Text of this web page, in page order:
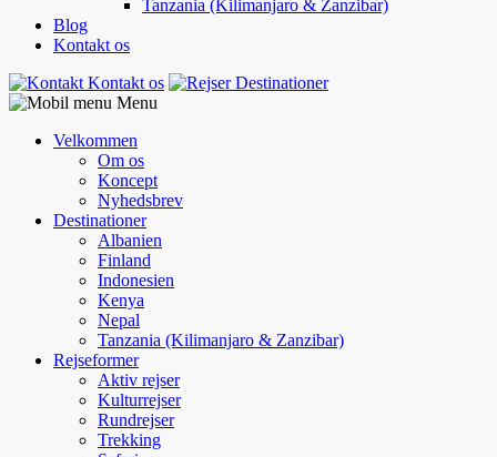
Tanzania (Kilimanjaro & Zanzibar)
Blog
Kontakt os
Kontakt os
Destinationer
Menu
Velkommen
Om os
Koncept
Nyhedsbrev
Destinationer
Albanien
Finland
Indonesien
Kenya
Nepal
Tanzania (Kilimanjaro & Zanzibar)
Rejseformer
Aktiv rejser
Kulturrejser
Rundrejser
Trekking